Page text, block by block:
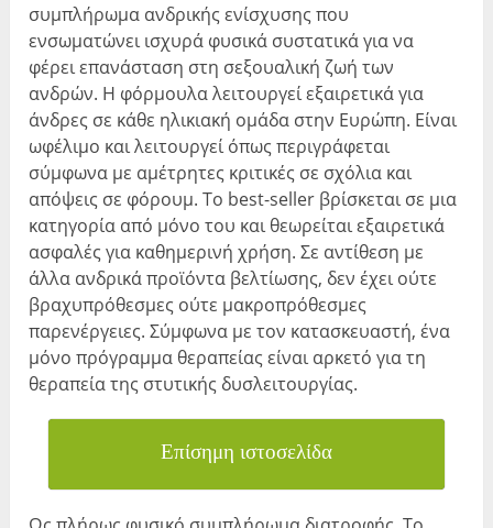
συμπλήρωμα ανδρικής ενίσχυσης που
ενσωματώνει ισχυρά φυσικά συστατικά για να
φέρει επανάσταση στη σεξουαλική ζωή των
ανδρών. Η φόρμουλα λειτουργεί εξαιρετικά για
άνδρες σε κάθε ηλικιακή ομάδα στην Ευρώπη. Είναι
ωφέλιμο και λειτουργεί όπως περιγράφεται
σύμφωνα με αμέτρητες κριτικές σε σχόλια και
απόψεις σε φόρουμ. Το best-seller βρίσκεται σε μια
κατηγορία από μόνο του και θεωρείται εξαιρετικά
ασφαλές για καθημερινή χρήση. Σε αντίθεση με
άλλα ανδρικά προϊόντα βελτίωσης, δεν έχει ούτε
βραχυπρόθεσμες ούτε μακροπρόθεσμες
παρενέργειες. Σύμφωνα με τον κατασκευαστή, ένα
μόνο πρόγραμμα θεραπείας είναι αρκετό για τη
θεραπεία της στυτικής δυσλειτουργίας.
Επίσημη ιστοσελίδα